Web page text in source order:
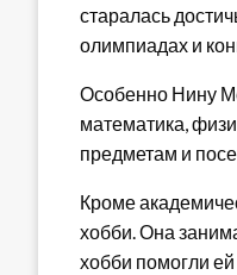
старалась
олимпиадах и
Особенно Нину
математика,
предметам и
Кроме
хобби. Она
хобби помогли